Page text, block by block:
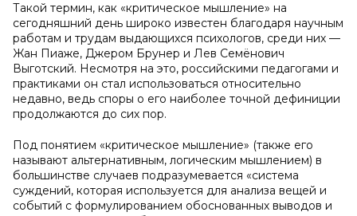
Такой термин, как «критическое мышление» на
сегодняшний день широко известен благодаря научным
работам и трудам выдающихся психологов, среди них —
Жан Пиаже, Джером Брунер и Лев Семёнович
Выготский. Несмотря на это, российскими педагогами и
практиками он стал использоваться относительно
недавно, ведь споры о его наиболее точной дефиниции
продолжаются до сих пор.
Под понятием «критическое мышление» (также его
называют альтернативным, логическим мышлением) в
большинстве случаев подразумевается «система
суждений, которая используется для анализа вещей и
событий с формулированием обоснованных выводов и